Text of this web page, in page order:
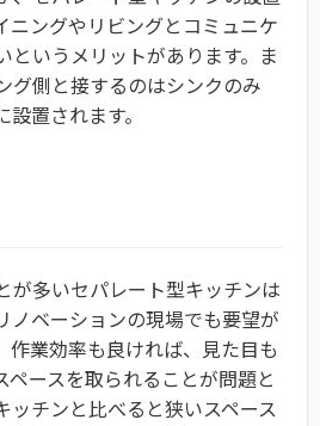
ニングやリビングとコミュニケ
というメリットがあります。ま
グ側と接するのはシンクのみ
置されます。
が多いセパレート型キッチンは
ノベーションの現場でも要望が
作業効率も良ければ、見た目も
ペースを取られることが問題と
ッチンと比べると狭いスペース